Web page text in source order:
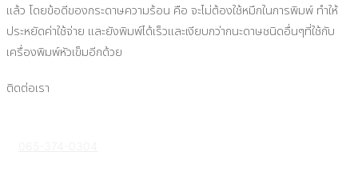
แล้ว โดยข้อดีของกระดาษความร้อน คือ จะไม่ต้องใช้หมึกในการพิมพ์ ทำให้
ประหยัดค่าใช้จ่าย และยังพิมพ์ได้เร็วและเงียบกว่ากนะดาษชนิดอื่นๆที่ใช้กับ
เครื่องพิมพ์หัวเข็มอีกด้วย
ติดต่อเรา